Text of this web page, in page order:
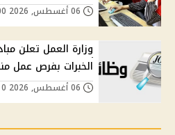
الخبرات بفرص عمل